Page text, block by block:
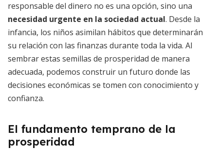
responsable del dinero no es una opción, sino una
necesidad urgente en la sociedad actual. Desde la
infancia, los niños asimilan hábitos que determinarán
su relación con las finanzas durante toda la vida. Al
sembrar estas semillas de prosperidad de manera
adecuada, podemos construir un futuro donde las
decisiones económicas se tomen con conocimiento y
confianza.
El fundamento temprano de la
prosperidad